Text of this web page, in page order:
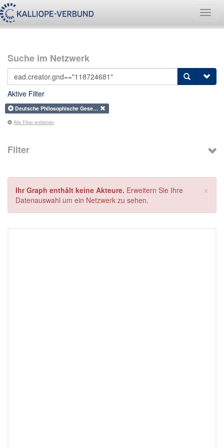
Suche im Netzwerk
Aktive Filter
Deutsche Philosophische Gese…
Alle Filter entfernen
Filter
×
Ihr Graph enthält keine Akteure. Erweitern Sie Ihre
Datenauswahl um ein Netzwerk zu sehen.